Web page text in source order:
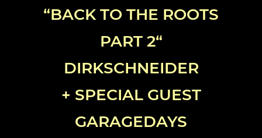
“BACK TO THE ROOTS
PART 2“
DIRKSCHNEIDER
+ SPECIAL GUEST
GARAGEDAYS